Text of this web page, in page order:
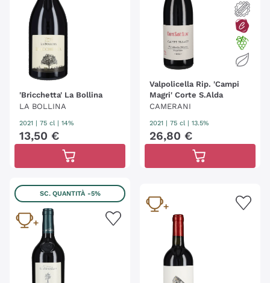
'Bricchetta' La Bollina
LA BOLLINA
2021 | 75 cl | 14%
13,50 €
Valpolicella Rip. 'Campi
Magri' Corte S.Alda
CAMERANI
2021 | 75 cl | 13.5%
26,80 €
SC. QUANTITÀ -5%